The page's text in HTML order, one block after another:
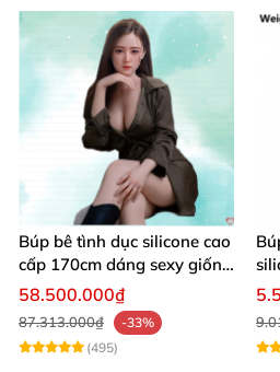
Búp bê tình dục silicone cao
cấp 170cm dáng sexy giống
thật
58.500.000₫
87.313.000₫
-33%
(495)